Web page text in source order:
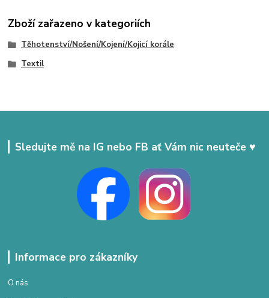
Zboží zařazeno v kategoriích
Těhotenství/Nošení/Kojení/Kojicí korále
Textil
Sledujte mě na IG nebo FB ať Vám nic neuteče ♥
Informace pro zákazníky
O nás